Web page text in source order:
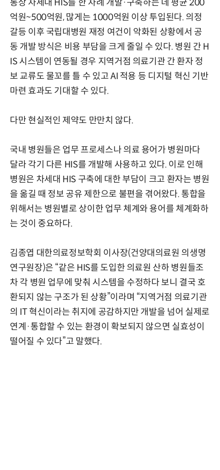
통상 차세대 HIS를 한 차례 개발·구축하는 데 평균 200
억원~500억원, 많게는 1000억원 이상 투입된다. 의정
갈등 이후 국립대병원 재정 여건이 악화된 상황에서 공
동 개발 방식은 비용 부담을 크게 줄일 수 있다. 병원 간 H
IS 시스템이 연동될 경우 지역거점 의료기관 간 환자 정
보 교류도 물꼬를 틀 수 있고 AI 적용 등 디지털 혁신 기반
마련 효과도 기대할 수 있다.
다만 현실적인 제약도 만만치 않다.
국내 병원들은 업무 프로세스나 의료 용어가 병원마다
달라 각기 다른 HIS를 개발해 사용하고 있다. 이로 인해
병원은 차세대 HIS 구축에 대한 부담이 크고 환자는 병원
을 옮길 때 정보 공유 제한으로 불편을 겪어왔다. 통합을
위해서는 병원별로 상이한 업무 체계와 용어를 체계화하
는 것이 중요하다.
김종엽 대한의료정보학회 이사장(건양대의료원 의생명
연구원장)은 “같은 HIS를 도입한 의료원 산하 병원들조
차 각 병원 업무에 맞춰 시스템을 수정하다 보니 결국 호
환되지 않는 구조가 된 상황”이라며 “지역거점 의료기관
의 IT 혁신이라는 취지에 공감하지만 개발을 넘어 실제로
연계·통합할 수 있는 환경이 확보되지 않으면 실효성이
떨어질 수 있다”고 말했다.